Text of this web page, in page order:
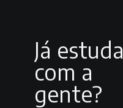
Já estuda
com a
gente?